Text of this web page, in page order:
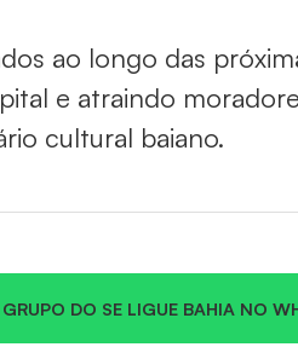
ao longo das
e atraindo
cultural baiano.
DO SE LIGUE BAHIA NO